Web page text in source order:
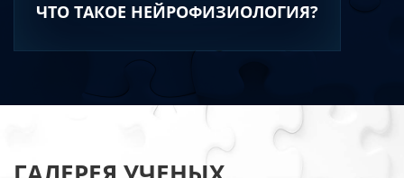
ЧТО ТАКОЕ НЕЙРОФИЗИОЛОГИЯ?